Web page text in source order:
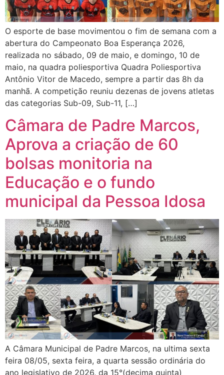
O esporte de base movimentou o fim de semana com a
abertura do Campeonato Boa Esperança 2026,
realizada no sábado, 09 de maio, e domingo, 10 de
maio, na quadra poliesportiva Quadra Poliesportiva
Antônio Vitor de Macedo, sempre a partir das 8h da
manhã. A competição reuniu dezenas de jovens atletas
das categorias Sub-09, Sub-11, […]
Câmara de Padre Marcos,
Aprova a criação de 60
bolsas monitoria na
Educação e o fundo
municipal da Pessoa Idosa
A Câmara Municipal de Padre Marcos, na ultima sexta
feira 08/05, sexta feira, a quarta sessão ordinária do
ano legislativo de 2026, da 15°(decima quinta)